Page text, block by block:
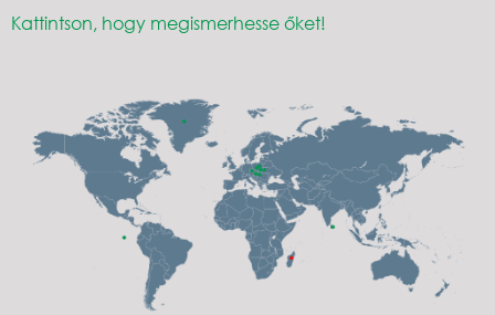
Kattintson, hogy megismerhesse őket!